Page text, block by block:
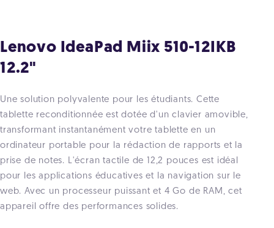
Lenovo IdeaPad Miix 510-12IKB
12.2"
Une solution polyvalente pour les étudiants. Cette
tablette reconditionnée est dotée d'un clavier amovible,
transformant instantanément votre tablette en un
ordinateur portable pour la rédaction de rapports et la
prise de notes. L'écran tactile de 12,2 pouces est idéal
pour les applications éducatives et la navigation sur le
web. Avec un processeur puissant et 4 Go de RAM, cet
appareil offre des performances solides.